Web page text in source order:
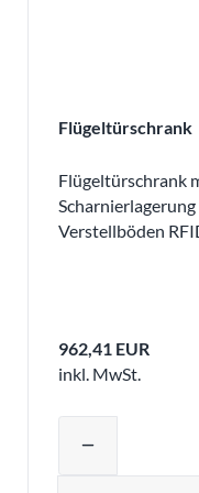
Flügeltürschrank
Flügeltürschrank
Verstellböden
962,41 EUR
inkl. MwSt.
remove